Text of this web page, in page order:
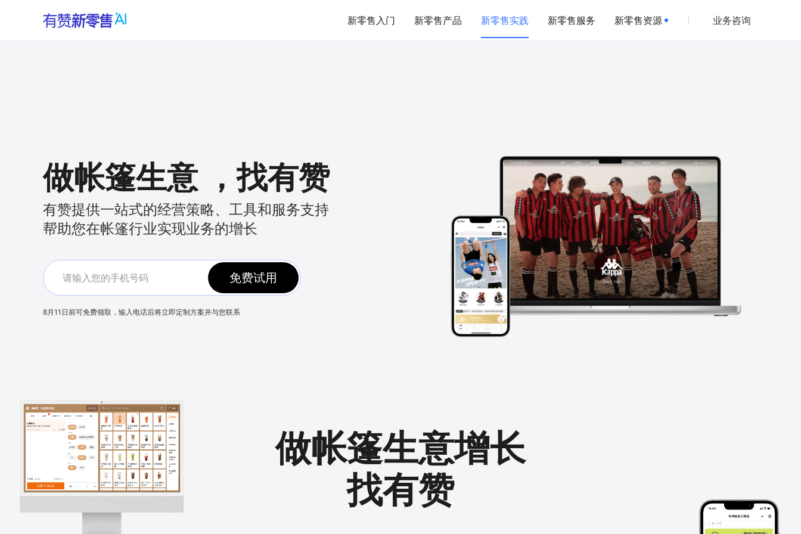
新零售入门 新零售产品 新零售实践 新零售服务 新零售资源 业务咨询
做帐篷生意 ，找有赞
有赞提供一站式的经营策略、工具和服务支持
帮助您在帐篷行业实现业务的增长
免费试用
8月11日前可免费领取，输入电话后将立即定制方案并与您联系
做帐篷生意增长
找有赞